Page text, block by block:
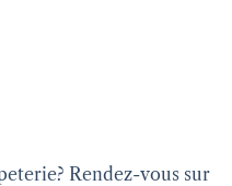
Rendez-vous sur